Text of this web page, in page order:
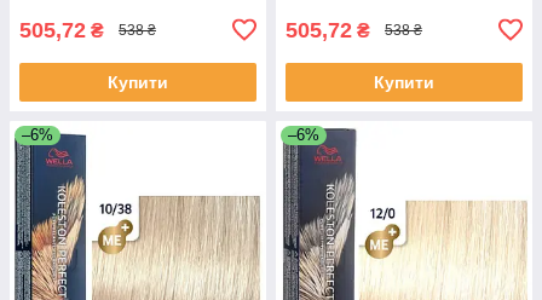
505,72 ₴ 538 ₴
Купити
505,72 ₴ 538 ₴
Купити
–6% –6%